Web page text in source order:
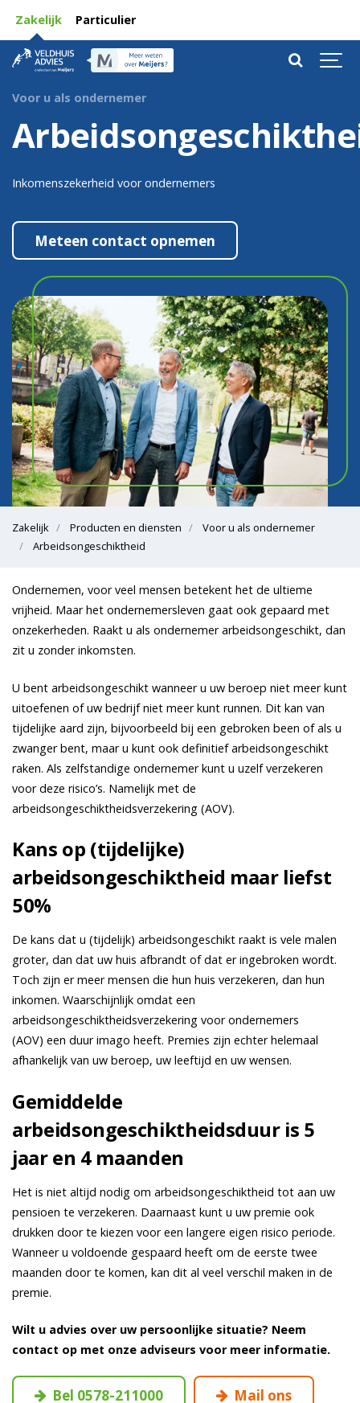
Zakelijk Particulier
Voor u als ondernemer
Inkomenszekerheid voor ondernemers
Meteen contact opnemen
Zakelijk Producten en diensten
Voor u als ondernemer
Arbeidsongeschiktheid
Ondernemen, voor veel mensen betekent het de ultieme
vrijheid. Maar het ondernemersleven gaat ook gepaard met
onzekerheden. Raakt u als ondernemer arbeidsongeschikt, dan
zit u zonder inkomsten.
U bent arbeidsongeschikt wanneer u uw beroep niet meer kunt
uitoefenen of uw bedrijf niet meer kunt runnen. Dit kan van
tijdelijke aard zijn, bijvoorbeeld bij een gebroken been of als u
zwanger bent, maar u kunt ook definitief arbeidsongeschikt
raken. Als zelfstandige ondernemer kunt u uzelf verzekeren
voor deze risico’s. Namelijk met de
arbeidsongeschiktheidsverzekering (AOV).
Kans op (tijdelijke)
arbeidsongeschiktheid maar liefst
50%
De kans dat u (tijdelijk) arbeidsongeschikt raakt is vele malen
groter, dan dat uw huis afbrandt of dat er ingebroken wordt.
Toch zijn er meer mensen die hun huis verzekeren, dan hun
inkomen. Waarschijnlijk omdat een
arbeidsongeschiktheidsverzekering voor ondernemers
(AOV) een duur imago heeft. Premies zijn echter helemaal
afhankelijk van uw beroep, uw leeftijd en uw wensen.
Gemiddelde
arbeidsongeschiktheidsduur is 5
jaar en 4 maanden
Het is niet altijd nodig om arbeidsongeschiktheid tot aan uw
pensioen te verzekeren. Daarnaast kunt u uw premie ook
drukken door te kiezen voor een langere eigen risico periode.
Wanneer u voldoende gespaard heeft om de eerste twee
maanden door te komen, kan dit al veel verschil maken in de
premie.
Wilt u advies over uw persoonlijke situatie? Neem
contact op met onze adviseurs voor meer informatie.
Bel 0578-211000 Mail ons